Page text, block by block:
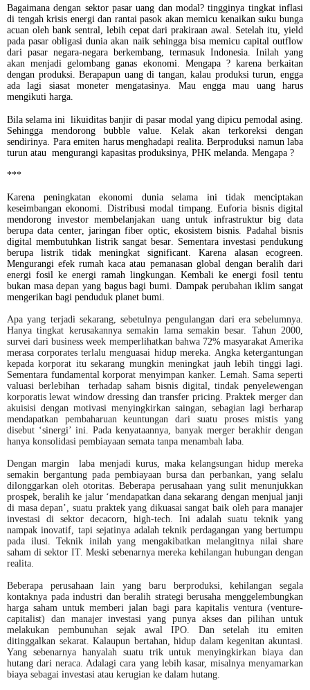
Bagaimana dengan sektor pasar uang dan modal? tingginya tingkat inflasi
di tengah krisis energi dan rantai pasok akan memicu kenaikan suku bunga
acuan oleh bank sentral, lebih cepat dari prakiraan awal. Setelah itu, yield
pada pasar obligasi dunia akan naik sehingga bisa memicu capital outflow
dari pasar negara-negara berkembang, termasuk Indonesia. Inilah yang
akan menjadi gelombang ganas ekonomi. Mengapa ? karena berkaitan
dengan produksi. Berapapun uang di tangan, kalau produksi turun, engga
ada lagi siasat moneter mengatasinya. Mau engga mau uang harus
mengikuti harga.
Bila selama ini likuiditas banjir di pasar modal yang dipicu pemodal asing.
Sehingga mendorong bubble value. Kelak akan terkoreksi dengan
sendirinya. Para emiten harus menghadapi realita. Berproduksi namun laba
turun atau mengurangi kapasitas produksinya, PHK melanda. Mengapa ?
***
Karena peningkatan ekonomi dunia selama ini tidak menciptakan
keseimbangan ekonomi. Distribusi modal timpang. Euforia bisnis digital
mendorong investor membelanjakan uang untuk infrastruktur big data
berupa data center, jaringan fiber optic, ekosistem bisnis. Padahal bisnis
digital membutuhkan listrik sangat besar. Sementara investasi pendukung
berupa listrik tidak meningkat significant. Karena alasan ecogreen.
Mengurangi efek rumah kaca atau pemanasan global dengan beralih dari
energi fosil ke energi ramah lingkungan. Kembali ke energi fosil tentu
bukan masa depan yang bagus bagi bumi. Dampak perubahan iklim sangat
mengerikan bagi penduduk planet bumi.
Apa yang terjadi sekarang, sebetulnya pengulangan dari era sebelumnya.
Hanya tingkat kerusakannya semakin lama semakin besar. Tahun 2000,
survei dari business week memperlihatkan bahwa 72% masyarakat Amerika
merasa corporates terlalu menguasai hidup mereka. Angka ketergantungan
kepada korporat itu sekarang mungkin meningkat jauh lebih tinggi lagi.
Sementara fundamental korporat menyimpan kanker. Lemah. Sama seperti
valuasi berlebihan terhadap saham bisnis digital, tindak penyelewengan
korporatis lewat window dressing dan transfer pricing. Praktek merger dan
akuisisi dengan motivasi menyingkirkan saingan, sebagian lagi berharap
mendapatkan pembaharuan keuntungan dari suatu proses mistis yang
disebut ‘sinergi’ ini. Pada kenyataannya, banyak merger berakhir dengan
hanya konsolidasi pembiayaan semata tanpa menambah laba.
Dengan margin laba menjadi kurus, maka kelangsungan hidup mereka
semakin bergantung pada pembiayaan bursa dan perbankan, yang selalu
dilonggarkan oleh otoritas. Beberapa perusahaan yang sulit menunjukkan
prospek, beralih ke jalur ‘mendapatkan dana sekarang dengan menjual janji
di masa depan’, suatu praktek yang dikuasai sangat baik oleh para manajer
investasi di sektor decacorn, high-tech. Ini adalah suatu teknik yang
nampak inovatif, tapi sejatinya adalah teknik perdagangan yang bertumpu
pada ilusi. Teknik inilah yang mengakibatkan melangitnya nilai share
saham di sektor IT. Meski sebenarnya mereka kehilangan hubungan dengan
realita.
Beberapa perusahaan lain yang baru berproduksi, kehilangan segala
kontaknya pada industri dan beralih strategi berusaha menggelembungkan
harga saham untuk memberi jalan bagi para kapitalis ventura (venture-
capitalist) dan manajer investasi yang punya akses dan pilihan untuk
melakukan pembunuhan sejak awal IPO. Dan setelah itu emiten
ditinggalkan sekarat. Kalaupun bertahan, hidup dalam kegenitan akuntasi.
Yang sebenarnya hanyalah suatu trik untuk menyingkirkan biaya dan
hutang dari neraca. Adalagi cara yang lebih kasar, misalnya menyamarkan
biaya sebagai investasi atau kerugian ke dalam hutang.